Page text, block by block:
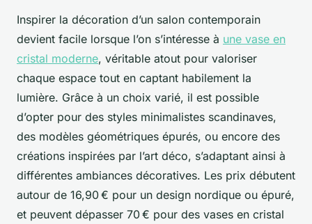
Inspirer la décoration d’un salon contemporain
devient facile lorsque l’on s’intéresse à une vase en
cristal moderne, véritable atout pour valoriser
chaque espace tout en captant habilement la
lumière. Grâce à un choix varié, il est possible
d’opter pour des styles minimalistes scandinaves,
des modèles géométriques épurés, ou encore des
créations inspirées par l’art déco, s’adaptant ainsi à
différentes ambiances décoratives. Les prix débutent
autour de 16,90 € pour un design nordique ou épuré,
et peuvent dépasser 70 € pour des vases en cristal